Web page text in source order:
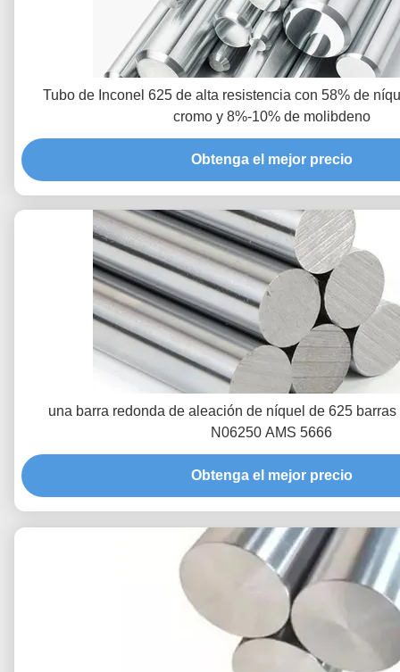
Tubo de Inconel 625 de alta resistencia con 58% de
cromo y 8%-10% de molibdeno
Obtenga el mejor precio
una barra redonda de aleación de níquel de 625
N06250 AMS 5666
Obtenga el mejor precio